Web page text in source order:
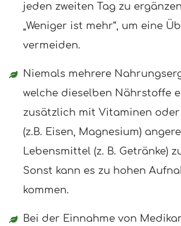
jeden zweiten Tag zu
„Weniger ist mehr“, um eine
vermeiden.
Niemals mehrere
welche dieselben Nährstoffe
zusätzlich mit Vitaminen
(z.B. Eisen, Magnesium)
Lebensmittel (z. B. Getränke)
Sonst kann es zu hohen
kommen.
Bei der Einnahme von